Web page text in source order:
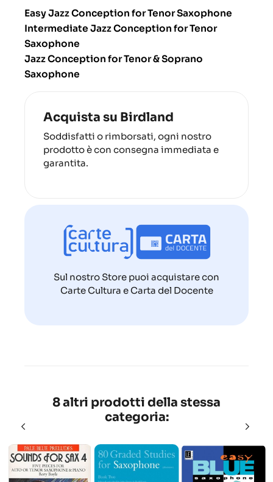
Easy Jazz Conception for Tenor Saxophone
Intermediate Jazz Conception for Tenor
Saxophone
Jazz Conception for Tenor & Soprano
Saxophone
Acquista su Birdland
Soddisfatti o rimborsati, ogni nostro
prodotto è con consegna immediata e
garantita.
Sul nostro Store puoi acquistare con
Carte Cultura e Carta del Docente
8 altri prodotti della stessa
categoria: